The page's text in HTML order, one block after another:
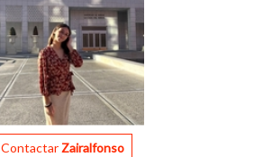
Contactar Zairalfonso